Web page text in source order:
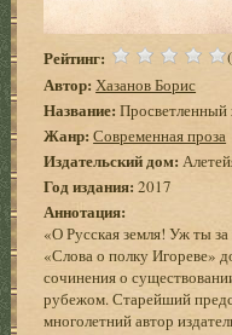
Рейтинг:
Автор: Хазанов Борис
Название: Просветленный
Жанр: Современная проза
Издательский дом:
Год издания: 2017
Аннотация:
«О Русская земля! Уж ты
«Слова о полку Игореве»
сочинения о
рубежом. Старейший
многолетний автор